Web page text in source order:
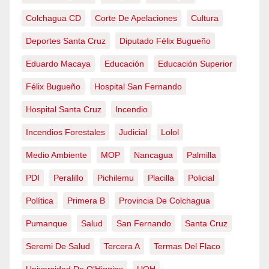
Colchagua CD Corte De Apelaciones Cultura
Deportes Santa Cruz Diputado Félix Bugueño
Eduardo Macaya Educación Educación Superior
Félix Bugueño Hospital San Fernando
Hospital Santa Cruz Incendio
Incendios Forestales Judicial Lolol
Medio Ambiente MOP Nancagua Palmilla
PDI Peralillo Pichilemu Placilla Policial
Política Primera B Provincia De Colchagua
Pumanque Salud San Fernando Santa Cruz
Seremi De Salud Tercera A Termas Del Flaco